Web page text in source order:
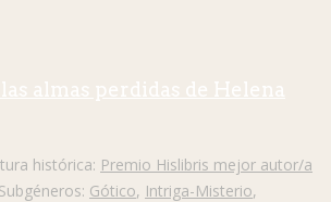
almas perdidas de Helena
histórica: Premio Hislibris mejor autor/a
Subgéneros: Gótico, Intriga-Misterio,